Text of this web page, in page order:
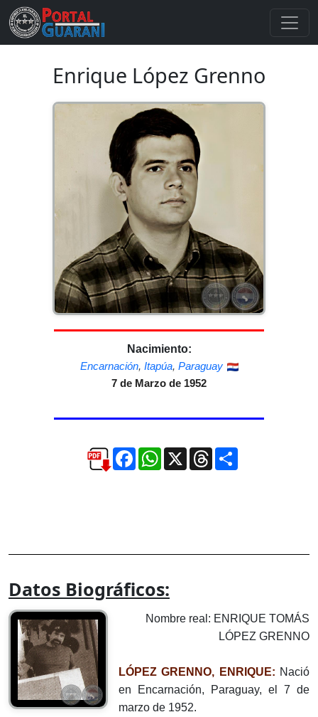
Enrique López Grenno
Nacimiento:
Encarnación, Itapúa, Paraguay
7 de Marzo de 1952
FacebookWhatsApp
X ThreadsCompartir
Datos Biográficos:
Nombre real: ENRIQUE TOMÁS
LÓPEZ GRENNO
LÓPEZ GRENNO, ENRIQUE: Nació
en Encarnación, Paraguay, el 7 de
marzo de 1952.